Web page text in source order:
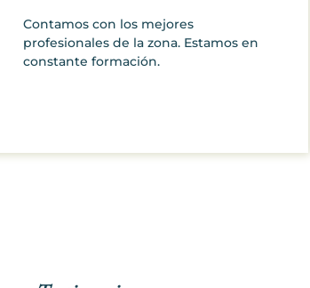
Contamos con los mejores
profesionales de la zona. Estamos en
constante formación.